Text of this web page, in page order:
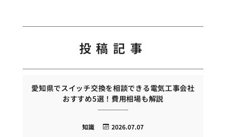
投稿記事
愛知県でスイッチ交換を相談できる電気工事会社
おすすめ5選！費用相場も解説
2026.07.07
知識